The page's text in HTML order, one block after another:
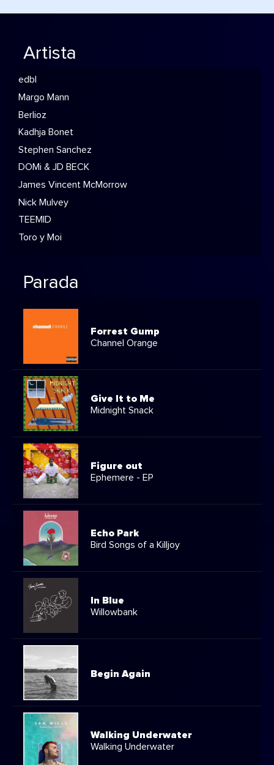
Artista
edbl
Margo Mann
Berlioz
Kadhja Bonet
Stephen Sanchez
DOMi & JD BECK
James Vincent McMorrow
Nick Mulvey
TEEMID
Toro y Moi
Parada
Forrest Gump
Channel Orange
Give It to Me
Midnight Snack
Figure out
Ephemere - EP
Echo Park
Bird Songs of a Killjoy
In Blue
Willowbank
Begin Again
Walking Underwater
Walking Underwater